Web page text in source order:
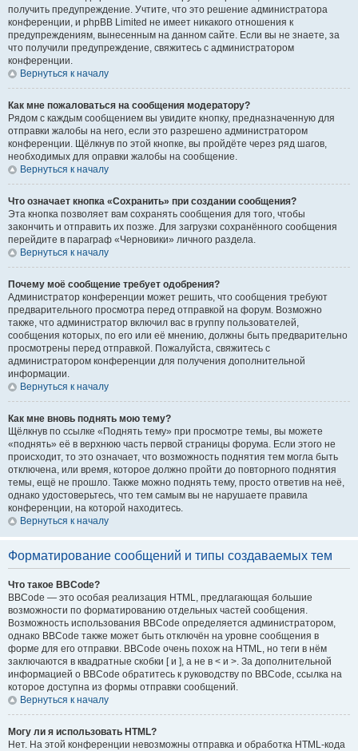
получить предупреждение. Учтите, что это решение администратора
конференции, и phpBB Limited не имеет никакого отношения к
предупреждениям, вынесенным на данном сайте. Если вы не знаете, за
что получили предупреждение, свяжитесь с администратором
конференции.
Вернуться к началу
Как мне пожаловаться на сообщения модератору?
Рядом с каждым сообщением вы увидите кнопку, предназначенную для
отправки жалобы на него, если это разрешено администратором
конференции. Щёлкнув по этой кнопке, вы пройдёте через ряд шагов,
необходимых для оправки жалобы на сообщение.
Вернуться к началу
Что означает кнопка «Сохранить» при создании сообщения?
Эта кнопка позволяет вам сохранять сообщения для того, чтобы
закончить и отправить их позже. Для загрузки сохранённого сообщения
перейдите в параграф «Черновики» личного раздела.
Вернуться к началу
Почему моё сообщение требует одобрения?
Администратор конференции может решить, что сообщения требуют
предварительного просмотра перед отправкой на форум. Возможно
также, что администратор включил вас в группу пользователей,
сообщения которых, по его или её мнению, должны быть предварительно
просмотрены перед отправкой. Пожалуйста, свяжитесь с
администратором конференции для получения дополнительной
информации.
Вернуться к началу
Как мне вновь поднять мою тему?
Щёлкнув по ссылке «Поднять тему» при просмотре темы, вы можете
«поднять» её в верхнюю часть первой страницы форума. Если этого не
происходит, то это означает, что возможность поднятия тем могла быть
отключена, или время, которое должно пройти до повторного поднятия
темы, ещё не прошло. Также можно поднять тему, просто ответив на неё,
однако удостоверьтесь, что тем самым вы не нарушаете правила
конференции, на которой находитесь.
Вернуться к началу
Форматирование сообщений и типы создаваемых тем
Что такое BBCode?
BBCode — это особая реализация HTML, предлагающая большие
возможности по форматированию отдельных частей сообщения.
Возможность использования BBCode определяется администратором,
однако BBCode также может быть отключён на уровне сообщения в
форме для его отправки. BBCode очень похож на HTML, но теги в нём
заключаются в квадратные скобки [ и ], а не в < и >. За дополнительной
информацией о BBCode обратитесь к руководству по BBCode, ссылка на
которое доступна из формы отправки сообщений.
Вернуться к началу
Могу ли я использовать HTML?
Нет. На этой конференции невозможны отправка и обработка HTML-кода